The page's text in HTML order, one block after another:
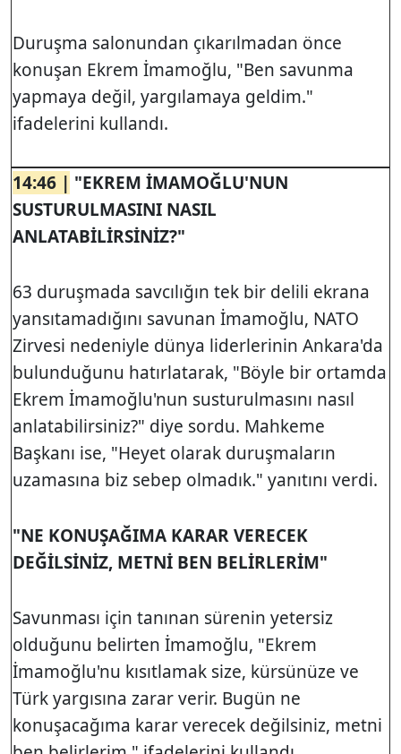
Duruşma salonundan çıkarılmadan önce
konuşan Ekrem İmamoğlu, "Ben savunma
yapmaya değil, yargılamaya geldim."
ifadelerini kullandı.
14:46 | "EKREM İMAMOĞLU'NUN
SUSTURULMASINI NASIL
ANLATABİLİRSİNİZ?"
63 duruşmada savcılığın tek bir delili ekrana
yansıtamadığını savunan İmamoğlu, NATO
Zirvesi nedeniyle dünya liderlerinin Ankara'da
bulunduğunu hatırlatarak, "Böyle bir ortamda
Ekrem İmamoğlu'nun susturulmasını nasıl
anlatabilirsiniz?" diye sordu. Mahkeme
Başkanı ise, "Heyet olarak duruşmaların
uzamasına biz sebep olmadık." yanıtını verdi.
"NE KONUŞAĞIMA KARAR VERECEK
DEĞİLSİNİZ, METNİ BEN BELİRLERİM"
Savunması için tanınan sürenin yetersiz
olduğunu belirten İmamoğlu, "Ekrem
İmamoğlu'nu kısıtlamak size, kürsünüze ve
Türk yargısına zarar verir. Bugün ne
konuşacağıma karar verecek değilsiniz, metni